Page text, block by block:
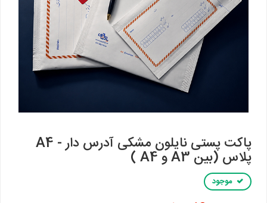
پاکت پستی نایلون مشکی آدرس دار - A4
پلاس (بین A3 و A4 )
موجود